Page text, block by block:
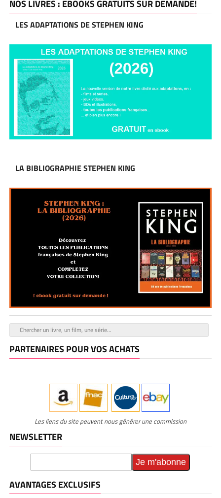
NOS LIVRES : EBOOKS GRATUITS SUR DEMANDE!
LES ADAPTATIONS DE STEPHEN KING
LA BIBLIOGRAPHIE STEPHEN KING
PARTENAIRES POUR VOS ACHATS
Les liens du site peuvent nous générer une commission
NEWSLETTER
AVANTAGES EXCLUSIFS